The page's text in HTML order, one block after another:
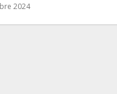
2024